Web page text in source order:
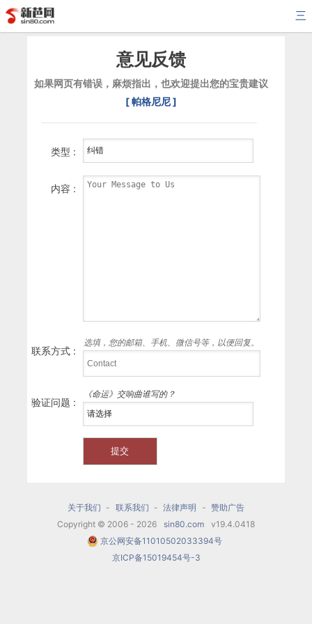
三
意见反馈
如果网页有错误，麻烦指出，也欢迎提出您的宝贵建议
[ 帕格尼尼 ]
类型 :
内容 :
联系方式 :
选填，您的邮箱、手机、微信号等，以便回复。
验证问题 :
《命运》交响曲谁写的？
关于我们 - 联系我们 - 法律声明 - 赞助广告
Copyright © 2006 - 2026
sin80.com
v19.4.0418
京公网安备11010502033394号
京ICP备15019454号-3